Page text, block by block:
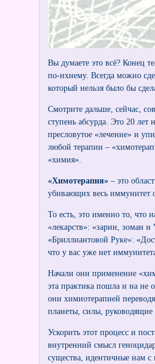
Вы думаете это всё? Конец
по-ихнему. Всегда можно
который нельзя было бы
Смотрите дальше, сейчас,
ступень абсурда. Это 20
пресловутое «лечение» и
любой терапии –
«химия».
«Химотерапия» – это
убивающих весь иммунитет
То есть, это именно то, что
«лекарств»: «зарин, зоман
«Бриллиантовой Руке»:
что у вас уже нет
Начали они применение
эта практика пошла и на не
они химиотерапией
планеты, силы, руководящие
Ускорить этот процесс и
внутренний смысл
существа, идентичные нам